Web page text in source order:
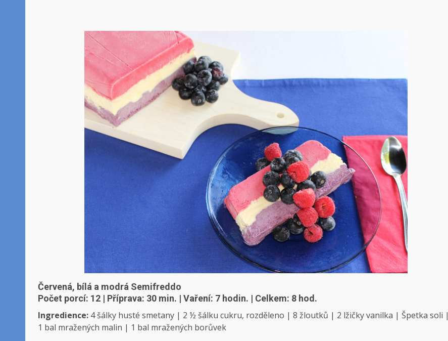
Červená, bílá a modrá Semifreddo
Počet porcí: 12 | Příprava: 30 min. | Vaření: 7 hodin. | Celkem: 8 hod.
Ingredience: 4 šálky husté smetany | 2 ½ šálku cukru, rozděleno | 8 žloutků | 2 lžičky vanilka | Špetka soli |
1 bal mražených malin | 1 bal mražených borůvek